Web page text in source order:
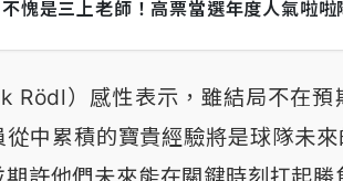
愧是三上老師！高票當選年度人氣啦
Rödl）感性表示，雖結局不在
中累積的寶貴經驗將是球隊未